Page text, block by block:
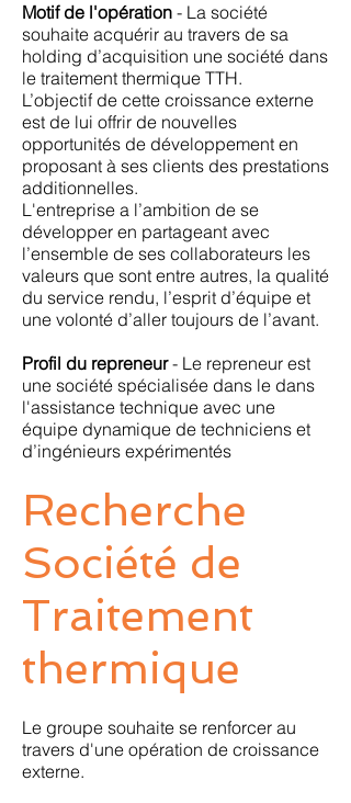
Motif de l'opération - La société
souhaite acquérir au travers de sa
holding d’acquisition une société dans
le traitement thermique TTH.
L’objectif de cette croissance externe
est de lui offrir de nouvelles
opportunités de développement en
proposant à ses clients des prestations
additionnelles.
L'entreprise a l’ambition de se
développer en partageant avec
l’ensemble de ses collaborateurs les
valeurs que sont entre autres, la qualité
du service rendu, l’esprit d’équipe et
une volonté d’aller toujours de l’avant.
Profil du repreneur- Le repreneur est
une société spécialisée dans le dans
l'assistance technique avec une
équipe dynamique de techniciens et
d’ingénieurs expérimentés
Recherche
Société de
Traitement
thermique
Le groupe souhaite se renforcer au
travers d'une opération de croissance
externe.